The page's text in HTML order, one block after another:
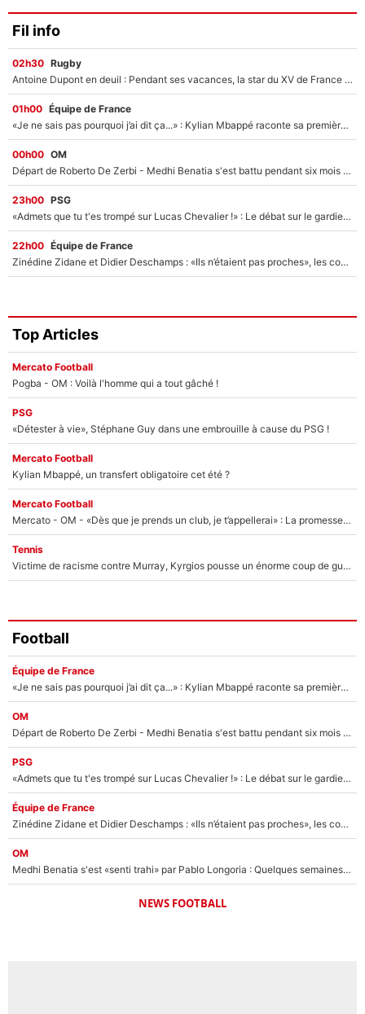
Fil info
02h30 Rugby
Antoine Dupont en deuil : Pendant ses vacances, la star du XV de France a perdu sa grand-mère
01h00 Équipe de France
«Je ne sais pas pourquoi j’ai dit ça...» : Kylian Mbappé raconte sa première rencontre avec Zinédine Zidane (et c’est très drôle)
00h00 OM
Départ de Roberto De Zerbi - Medhi Benatia s'est battu pendant six mois pour le retenir à l'OM, le PSG a été le naufrage de trop : «Je pars avec toi»
23h00 PSG
«Admets que tu t'es trompé sur Lucas Chevalier !» : Le débat sur le gardien du PSG vire au clash à l'After Foot
22h00 Équipe de France
Zinédine Zidane et Didier Deschamps : «Ils n’étaient pas proches», les confidences d’un membre de l’équipe de France 1998 sur leur relation spéciale
Top Articles
Mercato Football
Pogba - OM : Voilà l'homme qui a tout gâché !
PSG
«Détester à vie», Stéphane Guy dans une embrouille à cause du PSG !
Mercato Football
Kylian Mbappé, un transfert obligatoire cet été ?
Mercato Football
Mercato - OM - «Dès que je prends un club, je t’appellerai» : La promesse de Marcelino au moment de claquer la porte
Tennis
Victime de racisme contre Murray, Kyrgios pousse un énorme coup de gueule !
Football
Équipe de France
«Je ne sais pas pourquoi j’ai dit ça...» : Kylian Mbappé raconte sa première rencontre avec Zinédine Zidane (et c’est très drôle)
OM
Départ de Roberto De Zerbi - Medhi Benatia s'est battu pendant six mois pour le retenir à l'OM, le PSG a été le naufrage de trop : «Je pars avec toi»
PSG
«Admets que tu t'es trompé sur Lucas Chevalier !» : Le débat sur le gardien du PSG vire au clash à l'After Foot
Équipe de France
Zinédine Zidane et Didier Deschamps : «Ils n’étaient pas proches», les confidences d’un membre de l’équipe de France 1998 sur leur relation spéciale
OM
Medhi Benatia s'est «senti trahi» par Pablo Longoria : Quelques semaines après son départ, l'ancien directeur de football de l'OM règle ses comptes
NEWS FOOTBALL